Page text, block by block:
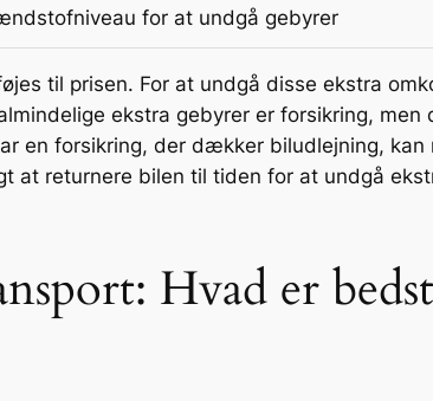
for at undgå gebyrer
til prisen. For at undgå disse ekstra
ekstra gebyrer er forsikring, men
en forsikring, der dækker biludlejning, kan
at returnere bilen til tiden for at undgå
Hvad er